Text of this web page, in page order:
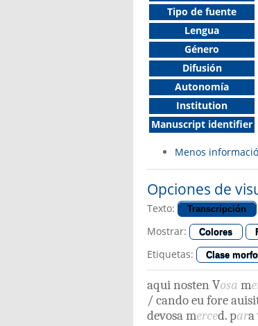
Tipo de fuente
Lengua
Género
Difusión
Autonomía
Institution
Manuscript identifier
Menos
Opciones de
Texto: Transcripción
Mostrar: Colores
Etiquetas: Clase
aquinosten Vosa m
/candoeufore
devosamerced.para